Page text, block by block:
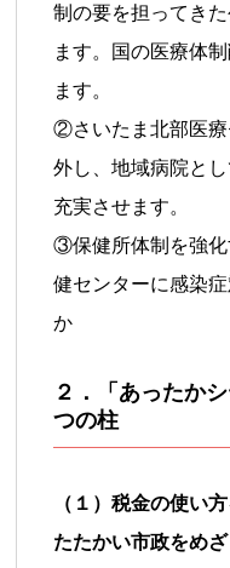
制の要を担ってき
ます。国の医療体
ます。
②さいたま北部医療
外し、地域病院と
充実させます。
③保健所体制を強化
健センターに感染
か
２．「あったか
つの柱
（１）税金の使い
たたかい市政をめ